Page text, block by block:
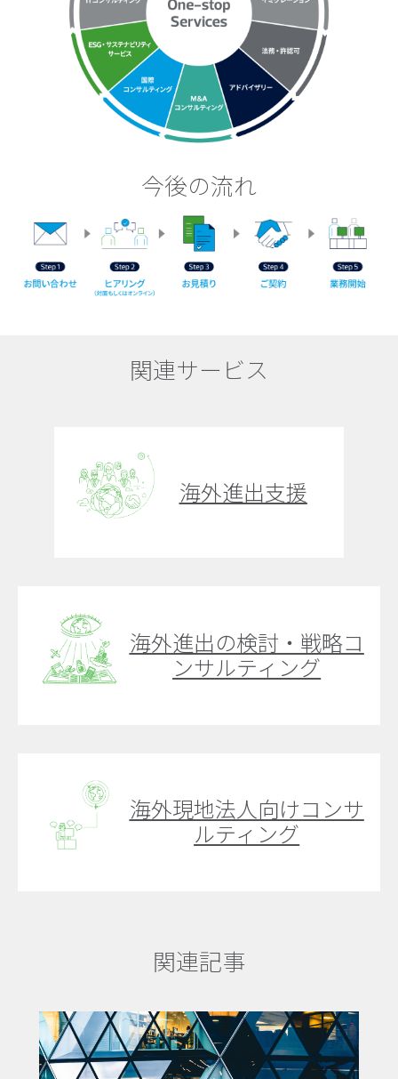
今後の流れ
関連サービス
海外進出支援
海外進出の検討・戦略コ
ンサルティング
海外現地法人向けコンサ
ルティング
関連記事